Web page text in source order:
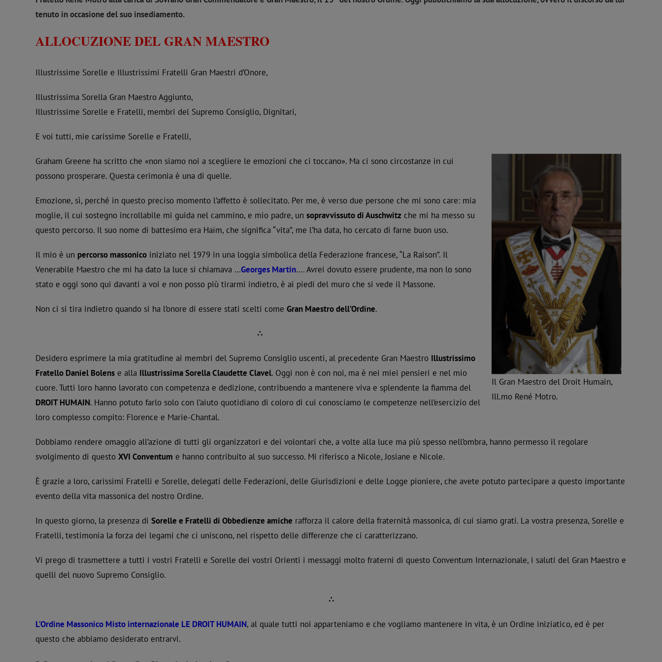
tenuto in occasione del suo insediamento.
ALLOCUZIONE DEL GRAN MAESTRO
Illustrissime Sorelle e Illustrissimi Fratelli Gran Maestri d’Onore,
Illustrissima Sorella Gran Maestro Aggiunto,
Illustrissime Sorelle e Fratelli, membri del Supremo Consiglio, Dignitari,
E voi tutti, mie carissime Sorelle e Fratelli,
Il Gran Maestro del Droit Humain,
Ill.mo René Motro.
Graham Greene ha scritto che «non siamo noi a scegliere le emozioni che ci toccano». Ma ci sono circostanze in cui
possono prosperare. Questa cerimonia è una di quelle.
Emozione, sì, perché in questo preciso momento l’affetto è sollecitato. Per me, è verso due persone che mi sono care: mia
moglie, il cui sostegno incrollabile mi guida nel cammino, e mio padre, un sopravvissuto di Auschwitz che mi ha messo su
questo percorso. Il suo nome di battesimo era Haïm, che significa “vita”, me l’ha data, ho cercato di farne buon uso.
Il mio è un percorso massonico iniziato nel 1979 in una loggia simbolica della Federazione francese, “La Raison”. Il
Venerabile Maestro che mi ha dato la luce si chiamava …Georges Martin…. Avrei dovuto essere prudente, ma non lo sono
stato e oggi sono qui davanti a voi e non posso più tirarmi indietro, è ai piedi del muro che si vede il Massone.
Non ci si tira indietro quando si ha l’onore di essere stati scelti come Gran Maestro dell’Ordine.
∴
Desidero esprimere la mia gratitudine ai membri del Supremo Consiglio uscenti, al precedente Gran Maestro Illustrissimo
Fratello Daniel Bolens e alla Illustrissima Sorella Claudette Clavel. Oggi non è con noi, ma è nei miei pensieri e nel mio
cuore. Tutti loro hanno lavorato con competenza e dedizione, contribuendo a mantenere viva e splendente la fiamma del
DROIT HUMAIN. Hanno potuto farlo solo con l’aiuto quotidiano di coloro di cui conosciamo le competenze nell’esercizio del
loro complesso compito: Florence e Marie-Chantal.
Dobbiamo rendere omaggio all’azione di tutti gli organizzatori e dei volontari che, a volte alla luce ma più spesso nell’ombra, hanno permesso il regolare
svolgimento di questo XVI Conventum e hanno contribuito al suo successo. Mi riferisco a Nicole, Josiane e Nicole.
È grazie a loro, carissimi Fratelli e Sorelle, delegati delle Federazioni, delle Giurisdizioni e delle Logge pioniere, che avete potuto partecipare a questo importante
evento della vita massonica del nostro Ordine.
In questo giorno, la presenza di Sorelle e Fratelli di Obbedienze amiche rafforza il calore della fraternità massonica, di cui siamo grati. La vostra presenza, Sorelle e
Fratelli, testimonia la forza dei legami che ci uniscono, nel rispetto delle differenze che ci caratterizzano.
Vi prego di trasmettere a tutti i vostri Fratelli e Sorelle dei vostri Orienti i messaggi molto fraterni di questo Conventum Internazionale, i saluti del Gran Maestro e
quelli del nuovo Supremo Consiglio.
∴
L’Ordine Massonico Misto internazionale LE DROIT HUMAIN, al quale tutti noi apparteniamo e che vogliamo mantenere in vita, è un Ordine iniziatico, ed è per
questo che abbiamo desiderato entrarvi.